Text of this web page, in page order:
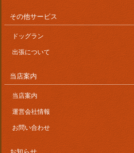
その他サービス
ドッグラン
出張について
当店案内
当店案内
運営会社情報
お問い合わせ